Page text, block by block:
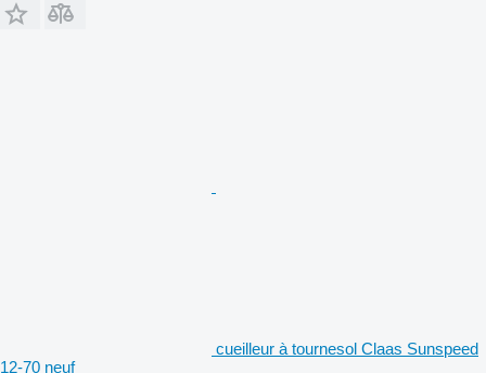
cueilleur à tournesol Claas Sunspeed
12-70 neuf